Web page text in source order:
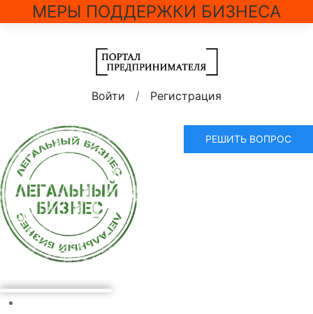
МЕРЫ ПОДДЕРЖКИ БИЗНЕСА
Войти / Регистрация
РЕШИТЬ ВОПРОС